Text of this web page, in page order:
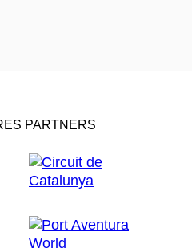
PARTNERS